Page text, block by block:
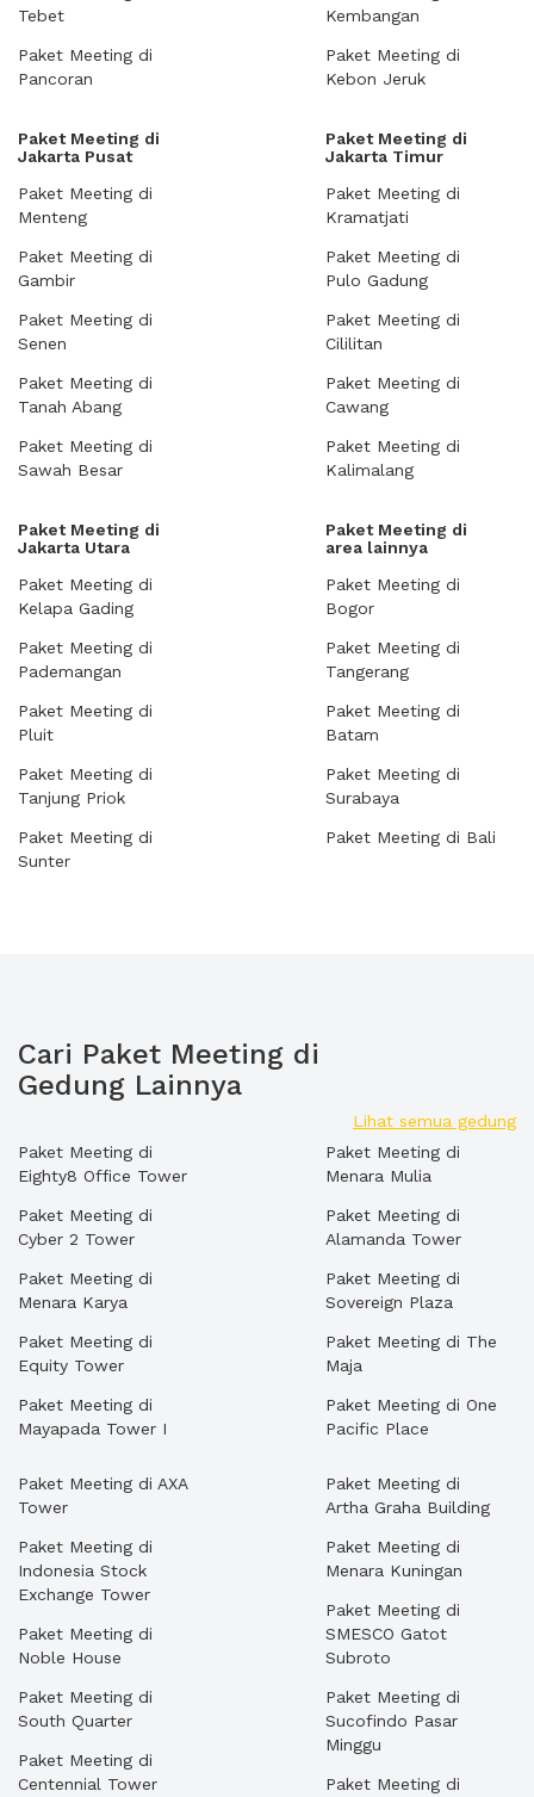
Tebet
Paket Meeting di
Pancoran
Kembangan
Paket Meeting di
Kebon Jeruk
Paket Meeting di
Jakarta Pusat
Paket Meeting di
Menteng
Paket Meeting di
Gambir
Paket Meeting di
Senen
Paket Meeting di
Tanah Abang
Paket Meeting di
Sawah Besar
Paket Meeting di
Jakarta Timur
Paket Meeting di
Kramatjati
Paket Meeting di
Pulo Gadung
Paket Meeting di
Cililitan
Paket Meeting di
Cawang
Paket Meeting di
Kalimalang
Paket Meeting di
Jakarta Utara
Paket Meeting di
Kelapa Gading
Paket Meeting di
Pademangan
Paket Meeting di
Pluit
Paket Meeting di
Tanjung Priok
Paket Meeting di
Sunter
Paket Meeting di
area lainnya
Paket Meeting di
Bogor
Paket Meeting di
Tangerang
Paket Meeting di
Batam
Paket Meeting di
Surabaya
Paket Meeting di Bali
Cari Paket Meeting di
Gedung Lainnya
Lihat semua gedung
Paket Meeting di
Eighty8 Office Tower
Paket Meeting di
Cyber 2 Tower
Paket Meeting di
Menara Karya
Paket Meeting di
Equity Tower
Paket Meeting di
Mayapada Tower I
Paket Meeting di
Menara Mulia
Paket Meeting di
Alamanda Tower
Paket Meeting di
Sovereign Plaza
Paket Meeting di The
Maja
Paket Meeting di One
Pacific Place
Paket Meeting di AXA
Tower
Paket Meeting di
Indonesia Stock
Exchange Tower
Paket Meeting di
Noble House
Paket Meeting di
South Quarter
Paket Meeting di
Centennial Tower
Paket Meeting di
Artha Graha Building
Paket Meeting di
Menara Kuningan
Paket Meeting di
SMESCO Gatot
Subroto
Paket Meeting di
Sucofindo Pasar
Minggu
Paket Meeting di